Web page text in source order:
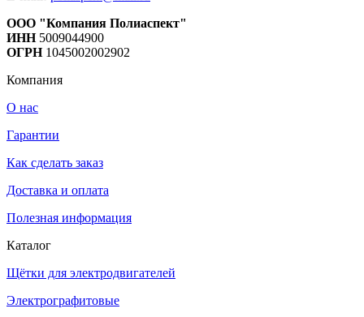
ООО "Компания Полиаспект"
ИНН5009044900
ОГРН 1045002002902
Компания
О нас
Гарантии
Как сделать заказ
Доставка и оплата
Полезная информация
Каталог
Щётки для электродвигателей
Электрографитовые